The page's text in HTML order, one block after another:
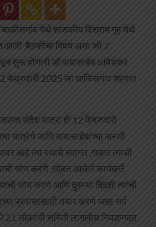
येथे शासकीय विश्राम गृह येथे
आली ,बैठकीचा विषय असा की 7
सुरू होणारी डॉ.बाबासाहेब आंबेडकर
फेब्रुवारी 2025 ला चाळिसगाव शहरात
संदेश यात्रा ही 12 फेब्रुवारी
यात्रेचे आणि बाबासाहेबांच्या अस्थी
आहे त्या रथाचे स्वागत ,गावात त्याची
सोय करणे ,सोबत आलेले कार्यकर्ते
सोय करणे आणि दुसऱ्या दिवशी त्यांची
प्रवासासाठी तयार करणे असा सर्व
21 लोकांची समिती लागलीच निवडण्यात